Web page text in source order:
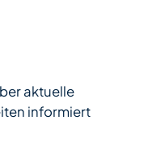
aktuelle
informiert